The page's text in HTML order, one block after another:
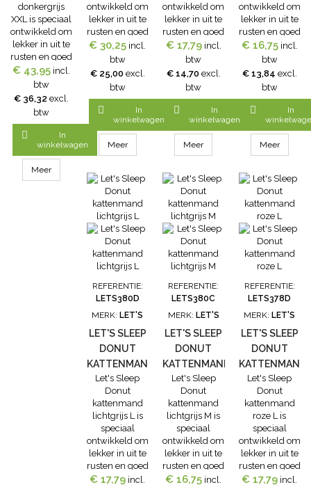
donkergrijs
XXL is speciaal
ontwikkeld om
lekker in uit te
rusten en goed
in te kunnen
slapen.De
Let's Sleep
Donut
kattenmand
donkergrijs
XXL is een fijne
slaap-/rustplek
voorkomt een
hoop stress en
€ 43,95 incl.
btw
€ 36,32 excl.
btw

In
winkelwagen
Meer
ontwikkeld om
lekker in uit te
rusten en goed
in te kunnen
slapen.De
Let's Sleep
Donut
kattenmand
donkergrijs XL
is een fijne
slaap-/rustplek
voorkomt een
hoop stress en
dat honden en
katten zich
meteen
comfortabel
voelen.De
ronde
donutvorm
zorgt ervoor
dat huisdieren
er eigenlijk in...
€ 30,25 incl.
btw
€ 25,00 excl.
btw

In
winkelwagen
Meer
ontwikkeld om
lekker in uit te
rusten en goed
in te kunnen
slapen.De
Let's Sleep
Donut
kattenmand
donkergrijs L is
een fijne
slaap-/rustplek
voorkomt een
hoop stress en
dat honden en
katten zich
meteen
comfortabel
voelen.De
ronde
donutvorm
zorgt ervoor
dat huisdieren
er eigenlijk in...
€ 17,79 incl.
btw
€ 14,70 excl.
btw

In
winkelwagen
Meer
ontwikkeld om
lekker in uit te
rusten en goed
in te kunnen
slapen.De
Let's Sleep
Donut
kattenmand
donkergrijs M
is een fijne
slaap-/rustplek
voorkomt een
hoop stress en
dat honden en
katten zich
meteen
comfortabel
voelen.De
ronde
donutvorm
zorgt ervoor
dat huisdieren
er eigenlijk in...
€ 16,75 incl.
btw
€ 13,84 excl.
btw

In
Meer
REFERENTIE:
LETS380D
MERK:LET'S
LET'S SLEEP
DONUT
KATTENMAND
LICHTGRIJS
L
Let's Sleep
Donut
kattenmand
lichtgrijs L is
speciaal
ontwikkeld om
lekker in uit te
rusten en goed
in te kunnen
€ 17,79 incl.
REFERENTIE:
LETS380C
MERK: LET'S
LET'S SLEEP
DONUT
KATTENMAND
LICHTGRIJS
M
Let's Sleep
Donut
kattenmand
lichtgrijs M is
speciaal
ontwikkeld om
lekker in uit te
rusten en goed
in te kunnen
€ 16,75 incl.
REFERENTIE:
LETS378D
MERK:LET'S
LET'S SLEEP
DONUT
KATTENMAND
ROZE L
Let's Sleep
Donut
kattenmand
roze L is
speciaal
ontwikkeld om
lekker in uit te
rusten en goed
in te kunnen
€ 17,79 incl.